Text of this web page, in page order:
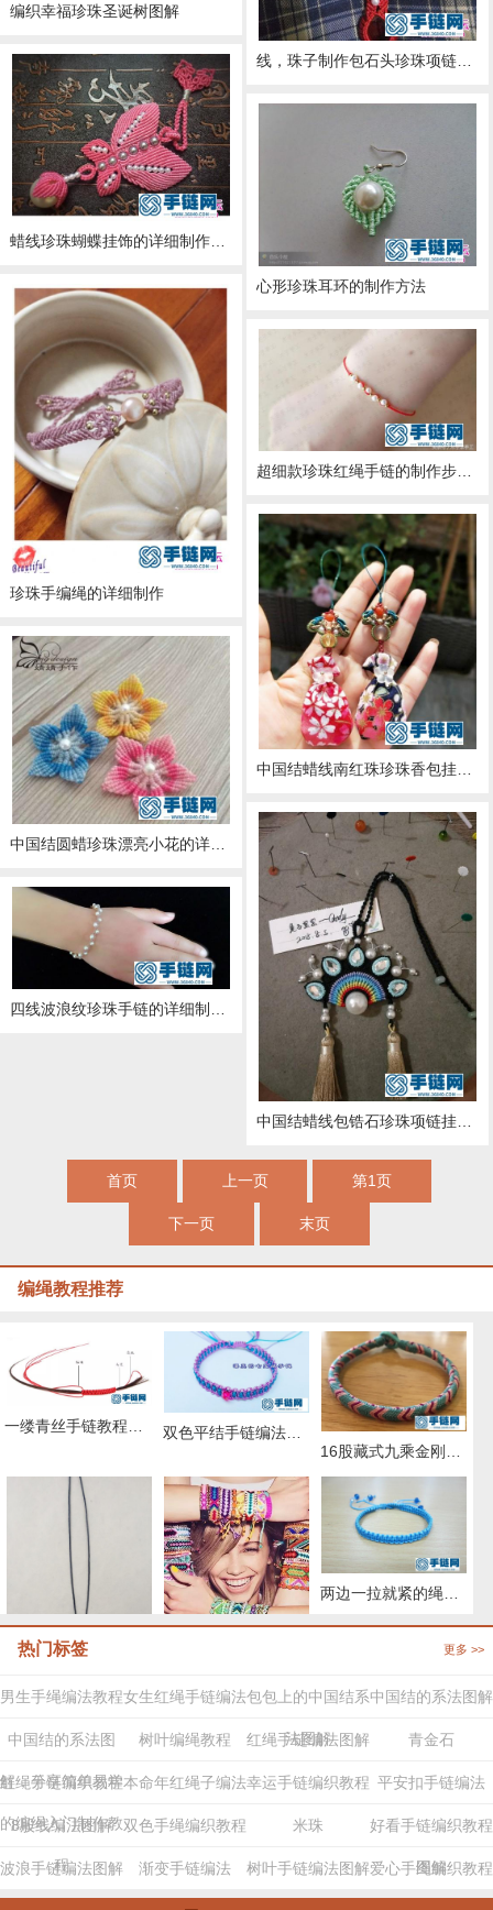
编织幸福珍珠圣诞树图解
线，珠子制作包石头珍珠项链教程
蜡线珍珠蝴蝶挂饰的详细制作教程
心形珍珠耳环的制作方法
珍珠手编绳的详细制作
超细款珍珠红绳手链的制作步骤图
中国结蜡线南红珠珍珠香包挂饰的详细编制方法
中国结圆蜡珍珠漂亮小花的详细编制方法
中国结蜡线包锆石珍珠项链挂饰的详细编制教程
首页 上一页 第1页
下一页 末页
编绳教程推荐
双色平结手链编法图解，附平结手链收尾方法
两股绳金刚结编法图解,手编绳收尾结怎么打结 29种编绳手链教程，详细清楚热门款式的图解
更多 >>
热门标签
男生手绳编法教程女生红绳手链编法包包上的中国结系
法图解
中国结的系法图解
中国结的系法图
解，分享简单易学
的编绳入门制作教
程
树叶编绳教程 红绳手链编法图解 青金石
红绳手链编织教程本命年红绳子编法幸运手链编织教程 平安扣手链编法
8股线编法图解 双色手绳编织教程 米珠 好看手链编织教程
图解
波浪手链编法图解 渐变手链编法 树叶手链编法图解爱心手绳编织教程